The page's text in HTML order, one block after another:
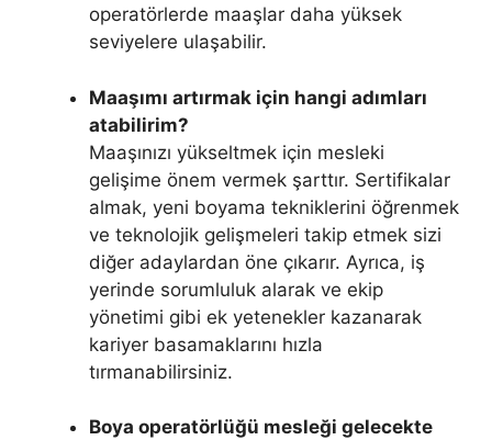
operatörlerde maaşlar daha yüksek
seviyelere ulaşabilir.
Maaşımı artırmak için hangi adımları
atabilirim?
Maaşınızı yükseltmek için mesleki
gelişime önem vermek şarttır. Sertifikalar
almak, yeni boyama tekniklerini öğrenmek
ve teknolojik gelişmeleri takip etmek sizi
diğer adaylardan öne çıkarır. Ayrıca, iş
yerinde sorumluluk alarak ve ekip
yönetimi gibi ek yetenekler kazanarak
kariyer basamaklarını hızla
tırmanabilirsiniz.
Boya operatörlüğü mesleği gelecekte